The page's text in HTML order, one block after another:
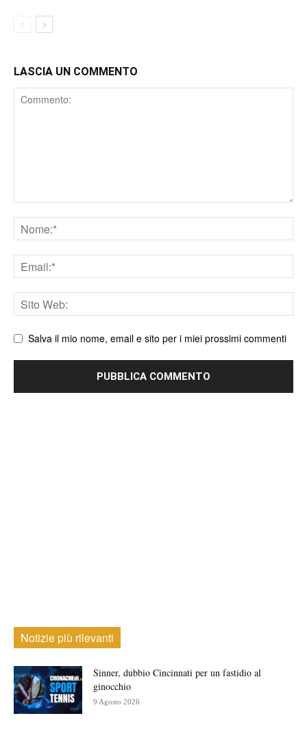
LASCIA UN COMMENTO
Comment
Nome
Email
Sito
web
Salva il mio nome, email e sito per i miei prossimi commenti
Notizie più rilevanti
Sinner, dubbio Cincinnati per un fastidio al
ginocchio
9 Agosto 2026